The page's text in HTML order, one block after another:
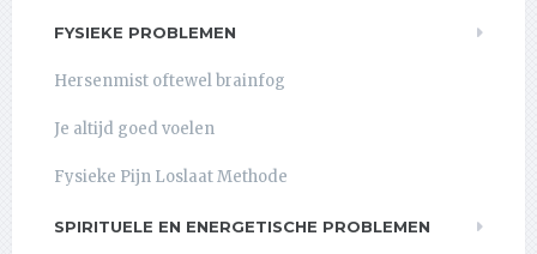
FYSIEKE PROBLEMEN
Hersenmist oftewel brainfog
Je altijd goed voelen
Fysieke Pijn Loslaat Methode
SPIRITUELE EN ENERGETISCHE PROBLEMEN